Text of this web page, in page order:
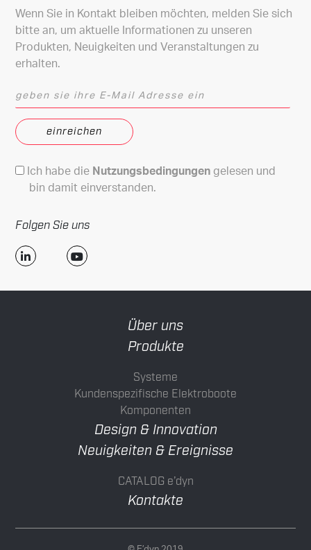
Wenn Sie in Kontakt bleiben möchten, melden Sie sich
bitte an, um aktuelle Informationen zu unseren
Produkten, Neuigkeiten und Veranstaltungen zu
erhalten.
geben sie ihre E-Mail Adresse ein
Nutzungsbedingungen
Ich habe die Nutzungsbedingungen gelesen und
bin damit einverstanden.
Folgen Sie uns
Über uns
Produkte
Systeme
Kundenspezifische Elektroboote
Komponenten
Design & Innovation
Neuigkeiten & Ereignisse
CATALOG e’dyn
Kontakte